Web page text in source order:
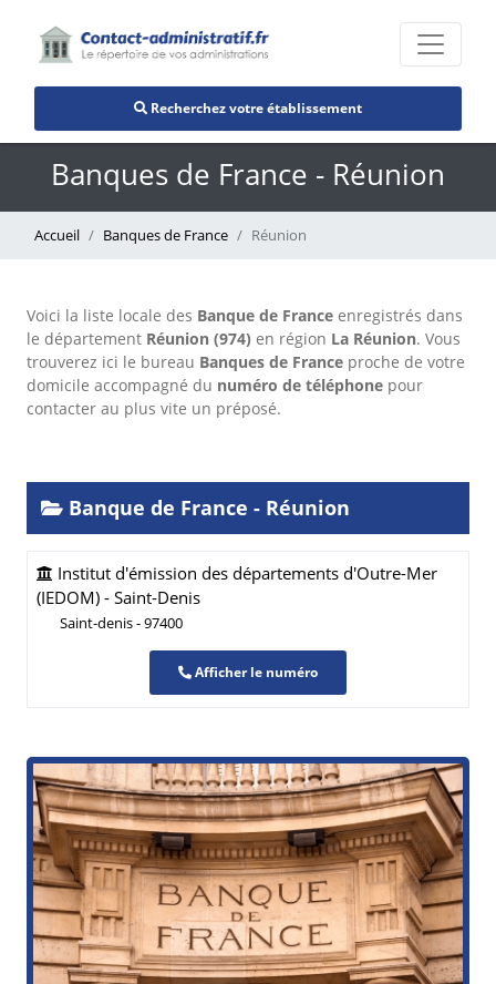
Recherchez votre établissement
Banques de France - Réunion
Accueil Banques de France Réunion
Voici la liste locale des Banque de France enregistrés dans
le département Réunion (974) en région La Réunion. Vous
trouverez ici le bureau Banques de France proche de votre
domicile accompagné du numéro de téléphone pour
contacter au plus vite un préposé.
Banque de France - Réunion
Institut d'émission des départements d'Outre-Mer
(IEDOM) - Saint-Denis
Saint-denis - 97400
Afficher le numéro